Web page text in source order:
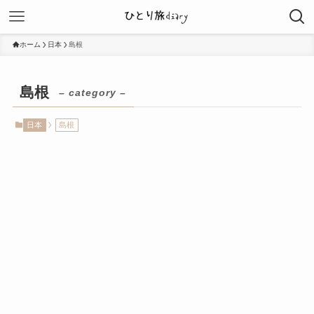
ホーム 日本 島根
島根 – category –
日本 島根